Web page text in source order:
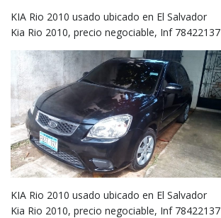
KIA Rio 2010 usado ubicado en El Salvador
Kia Rio 2010, precio negociable, Inf 78422137
KIA Rio 2010 usado ubicado en El Salvador
Kia Rio 2010, precio negociable, Inf 78422137